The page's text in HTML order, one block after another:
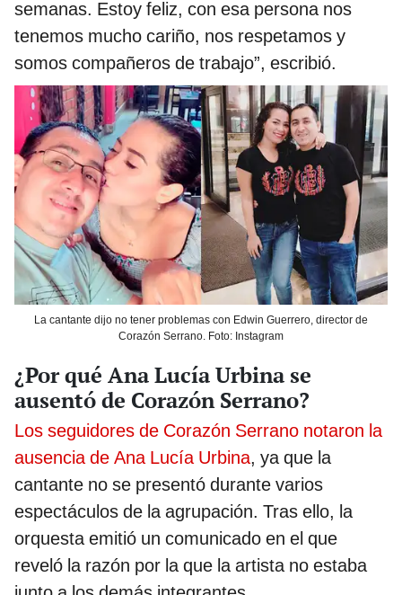
semanas. Estoy feliz, con esa persona nos
tenemos mucho cariño, nos respetamos y
somos compañeros de trabajo”, escribió.
La cantante dijo no tener problemas con Edwin Guerrero, director de
Corazón Serrano. Foto: Instagram
¿Por qué Ana Lucía Urbina se
ausentó de Corazón Serrano?
Los seguidores de Corazón Serrano notaron la
ausencia de Ana Lucía Urbina, ya que la
cantante no se presentó durante varios
espectáculos de la agrupación. Tras ello, la
orquesta emitió un comunicado en el que
reveló la razón por la que la artista no estaba